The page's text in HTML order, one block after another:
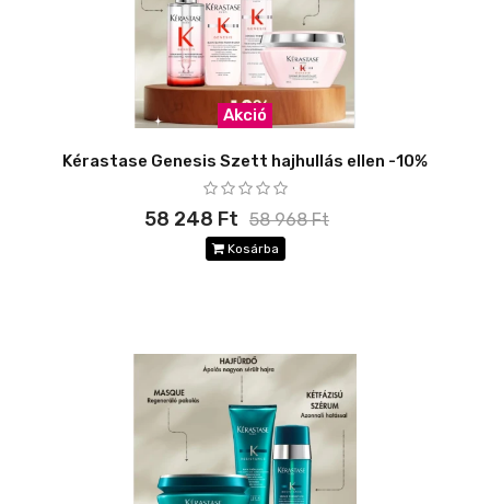
Akció
Kérastase Genesis Szett hajhullás ellen -10%
58 248 Ft 58 968 Ft
Kosárba